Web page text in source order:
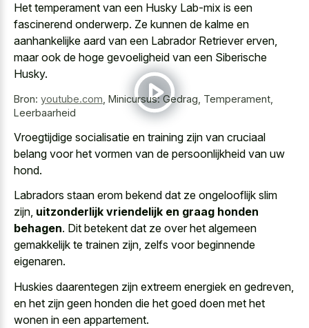
Het temperament van een Husky Lab-mix is een
fascinerend onderwerp. Ze kunnen de kalme en
aanhankelijke aard van een Labrador Retriever erven,
maar ook de hoge gevoeligheid van een Siberische
Husky.
Bron: youtube.com Minicursus: Gedrag, Temperament,
Leerbaarheid
Vroegtijdige socialisatie en training zijn van cruciaal
belang voor het vormen van de persoonlijkheid van uw
hond.
Labradors staan erom bekend dat ze ongelooflijk slim
zijn, uitzonderlijk vriendelijk en graag honden
behagen. Dit betekent dat ze over het algemeen
gemakkelijk te trainen zijn, zelfs voor beginnende
eigenaren.
Huskies daarentegen zijn extreem energiek en gedreven,
en het zijn geen honden die het goed doen met het
wonen in een appartement.